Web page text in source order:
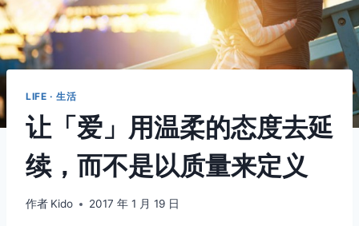
LIFE · 生活
让「爱」用温柔的态度去延
续，而不是以质量来定义
作者 Kido 2017 年 1 月 19 日